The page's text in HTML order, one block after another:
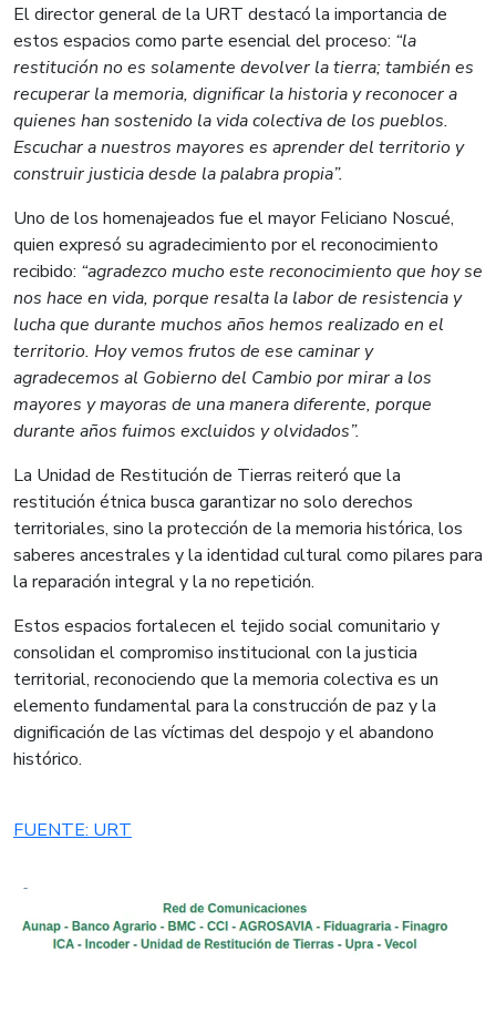
El director general de la URT destacó la importancia de
estos espacios como parte esencial del proceso: “la
restitución no es solamente devolver la tierra; también es
recuperar la memoria, dignificar la historia y reconocer a
quienes han sostenido la vida colectiva de los pueblos.
Escuchar a nuestros mayores es aprender del territorio y
construir justicia desde la palabra propia”.
Uno de los homenajeados fue el mayor Feliciano Noscué,
quien expresó su agradecimiento por el reconocimiento
recibido: “agradezco mucho este reconocimiento que hoy se
nos hace en vida, porque resalta la labor de resistencia y
lucha que durante muchos años hemos realizado en el
territorio. Hoy vemos frutos de ese caminar y
agradecemos al Gobierno del Cambio por mirar a los
mayores y mayoras de una manera diferente, porque
durante años fuimos excluidos y olvidados”.
La Unidad de Restitución de Tierras reiteró que la
restitución étnica busca garantizar no solo derechos
territoriales, sino la protección de la memoria histórica, los
saberes ancestrales y la identidad cultural como pilares para
la reparación integral y la no repetición.
Estos espacios fortalecen el tejido social comunitario y
consolidan el compromiso institucional con la justicia
territorial, reconociendo que la memoria colectiva es un
elemento fundamental para la construcción de paz y la
dignificación de las víctimas del despojo y el abandono
histórico.
FUENTE: URT